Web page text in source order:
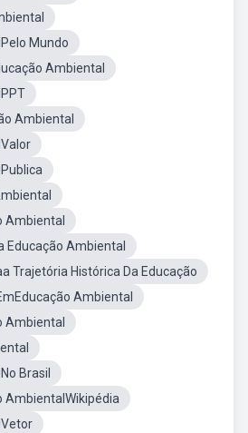
Mundo
Ambiental
Ambiental
Ambiental
Educação Ambiental
Trajetória Histórica Da Educação
Ambiental
Ambiental
Brasil
AmbientalWikipédia